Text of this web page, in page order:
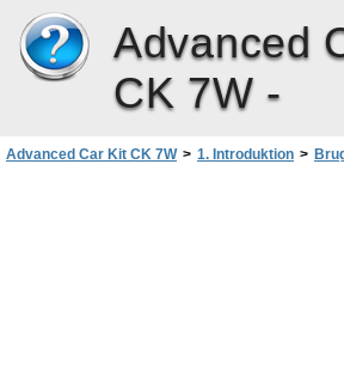
Advanced
CK 7W -
Advanced Car Kit CK 7W > 1. Introduktion >